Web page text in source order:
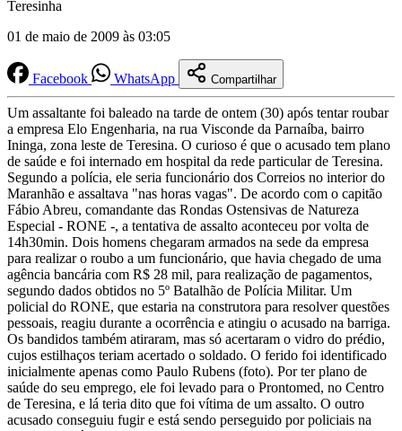
Teresinha
01 de maio de 2009 às 03:05
Facebook WhatsApp Compartilhar
Um assaltante foi baleado na tarde de ontem (30) após tentar roubar
a empresa Elo Engenharia, na rua Visconde da Parnaíba, bairro
Ininga, zona leste de Teresina. O curioso é que o acusado tem plano
de saúde e foi internado em hospital da rede particular de Teresina.
Segundo a polícia, ele seria funcionário dos Correios no interior do
Maranhão e assaltava "nas horas vagas". De acordo com o capitão
Fábio Abreu, comandante das Rondas Ostensivas de Natureza
Especial - RONE -, a tentativa de assalto aconteceu por volta de
14h30min. Dois homens chegaram armados na sede da empresa
para realizar o roubo a um funcionário, que havia chegado de uma
agência bancária com R$ 28 mil, para realização de pagamentos,
segundo dados obtidos no 5º Batalhão de Polícia Militar. Um
policial do RONE, que estaria na construtora para resolver questões
pessoais, reagiu durante a ocorrência e atingiu o acusado na barriga.
Os bandidos também atiraram, mas só acertaram o vidro do prédio,
cujos estilhaços teriam acertado o soldado. O ferido foi identificado
inicialmente apenas como Paulo Rubens (foto). Por ter plano de
saúde do seu emprego, ele foi levado para o Prontomed, no Centro
de Teresina, e lá teria dito que foi vítima de um assalto. O outro
acusado conseguiu fugir e está sendo perseguido por policiais na